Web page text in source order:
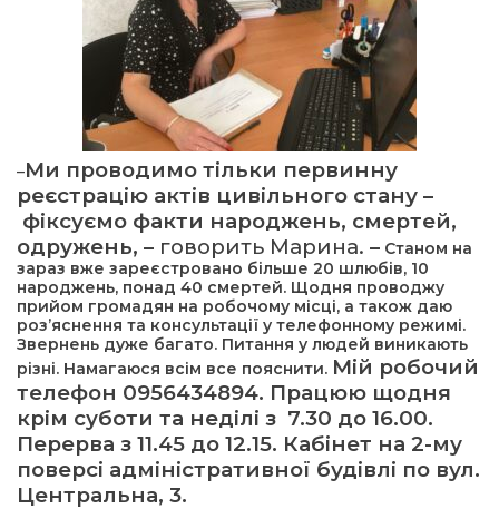
–Ми проводимо тільки первинну
реєстрацію актів цивільного стану –
фіксуємо факти народжень, смертей,
одружень, – говорить Марина. – Станом на
зараз вже зареєстровано більше 20 шлюбів, 10
народжень, понад 40 смертей. Щодня проводжу
прийом громадян на робочому місці, а також даю
роз’яснення та консультації у телефонному режимі.
Звернень дуже багато. Питання у людей виникають
різні. Намагаюся всім все пояснити. Мій робочий
телефон 0956434894. Працюю щодня
крім суботи та неділі з 7.30 до 16.00.
Перерва з 11.45 до 12.15. Кабінет на 2-му
поверсі адміністративної будівлі по вул.
Центральна, 3.